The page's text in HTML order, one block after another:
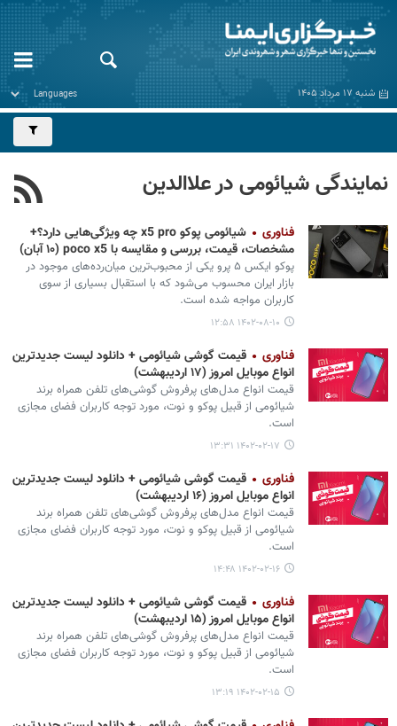
شنبه ۱۷ مرداد ۱۴۰۵
نمایندگی شیائومی در علاالدین
فناوری
شیائومی پوکو x5 pro چه ویژگی‌هایی دارد؟+
مشخصات، قیمت، بررسی و مقایسه با poco x5 (۱۰ آبان)
پوکو ایکس ۵ پرو یکی از محبوب‌ترین میان‌رده‌های موجود در
بازار ایران محسوب می‌شود که با استقبال بسیاری از سوی
کاربران مواجه شده است.
۱۴۰۲-۰۸-۱۰ ۱۲:۵۸
فناوری
قیمت گوشی‌ شیائومی + دانلود لیست جدیدترین
انواع موبایل امروز (۱۷ اردیبهشت)
قیمت انواع مدل‌های پرفروش گوشی‌های تلفن همراه برند
شیائومی از قبیل پوکو و نوت، مورد توجه کاربران فضای مجازی
است.
۱۴۰۲-۰۲-۱۷ ۱۳:۳۱
فناوری
قیمت گوشی‌ شیائومی + دانلود لیست جدیدترین
انواع موبایل امروز (۱۶ اردیبهشت)
قیمت انواع مدل‌های پرفروش گوشی‌های تلفن همراه برند
شیائومی از قبیل پوکو و نوت، مورد توجه کاربران فضای مجازی
است.
۱۴۰۲-۰۲-۱۶ ۱۴:۴۸
فناوری
قیمت گوشی‌ شیائومی + دانلود لیست جدیدترین
انواع موبایل امروز (۱۵ اردیبهشت)
قیمت انواع مدل‌های پرفروش گوشی‌های تلفن همراه برند
شیائومی از قبیل پوکو و نوت، مورد توجه کاربران فضای مجازی
است.
۱۴۰۲-۰۲-۱۵ ۱۳:۱۹